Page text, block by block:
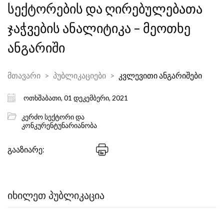
სექტორების და ღირებულებათა
ჯაჭვების ანალიტიკა – მეოთხე
ანგარიში
მთავარი პუბლიკაციები კვლევითი ანგარიშები
ოთხშაბათი, 01 დეკემბერი, 2021
კერძო სექტორი და
კონკურენტუნარიანობა
გააზიარე:
ᲘᲮᲘᲚᲔᲗ ᲞᲣᲑᲚᲘᲙᲐᲪᲘᲐ